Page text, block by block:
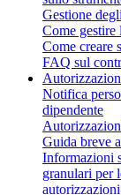
Gestione
Come gestire
Come creare
FAQ sul
Notifica
dipendente
Guida breve
Informazioni
granulari per